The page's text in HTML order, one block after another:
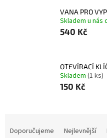
VANA PRO
Skladem u nás
540 Kč
OTEVÍRACÍ
Skladem (1 ks)
150 Kč
Doporučujeme Nejlevnější